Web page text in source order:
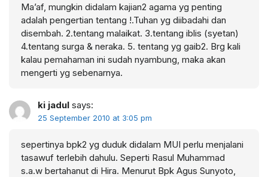
Ma’af, mungkin didalam kajian2 agama yg penting
adalah pengertian tentang !.Tuhan yg diibadahi dan
disembah. 2.tentang malaikat. 3.tentang iblis (syetan)
4.tentang surga & neraka. 5. tentang yg gaib2. Brg kali
kalau pemahaman ini sudah nyambung, maka akan
mengerti yg sebenarnya.
ki jadul says:
25 September 2010 at 3:05 pm
sepertinya bpk2 yg duduk didalam MUI perlu menjalani
tasawuf terlebih dahulu. Seperti Rasul Muhammad
s.a.w bertahanut di Hira. Menurut Bpk Agus Sunyoto,